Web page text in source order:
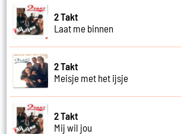
2 Takt
Laat me binnen
2 Takt
Meisje met het ijsje
2 Takt
Mij wil jou